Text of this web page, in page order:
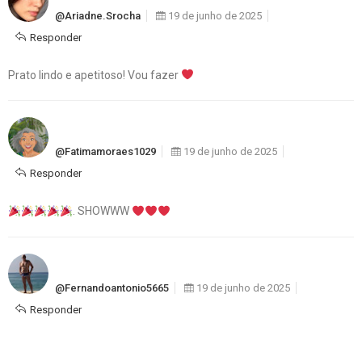
@ariadne.srocha
19 de junho de 2025
Responder
Prato lindo e apetitoso! Vou fazer
@fatimamoraes1029
19 de junho de 2025
Responder
. SHOWWW
@fernandoantonio5665
19 de junho de 2025
Responder